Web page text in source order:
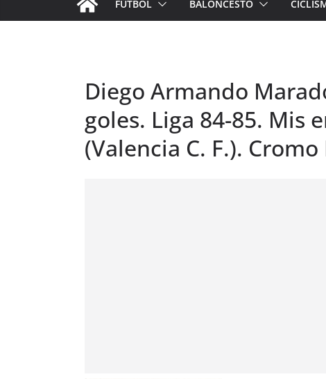
FÚTBOL BALONCESTO
Diego Armando
goles. Liga 84-85. Mis
(Valencia C. F.).